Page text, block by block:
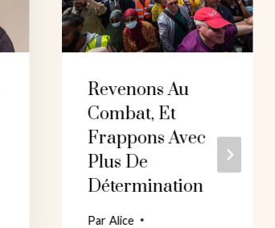
Revenons Au
Combat, Et
Frappons Avec
Plus De
Détermination
ParAlice